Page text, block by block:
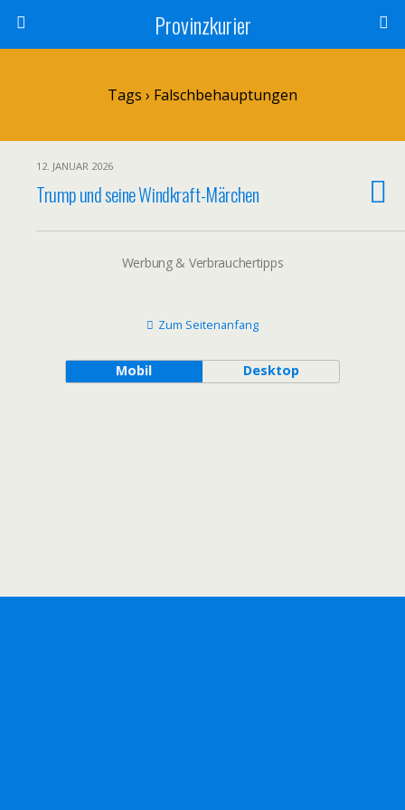
Provinzkurier
Tags › Falschbehauptungen
12. JANUAR 2026
Trump und seine Windkraft-Märchen
Werbung & Verbrauchertipps
Zum Seitenanfang
Mobil Desktop